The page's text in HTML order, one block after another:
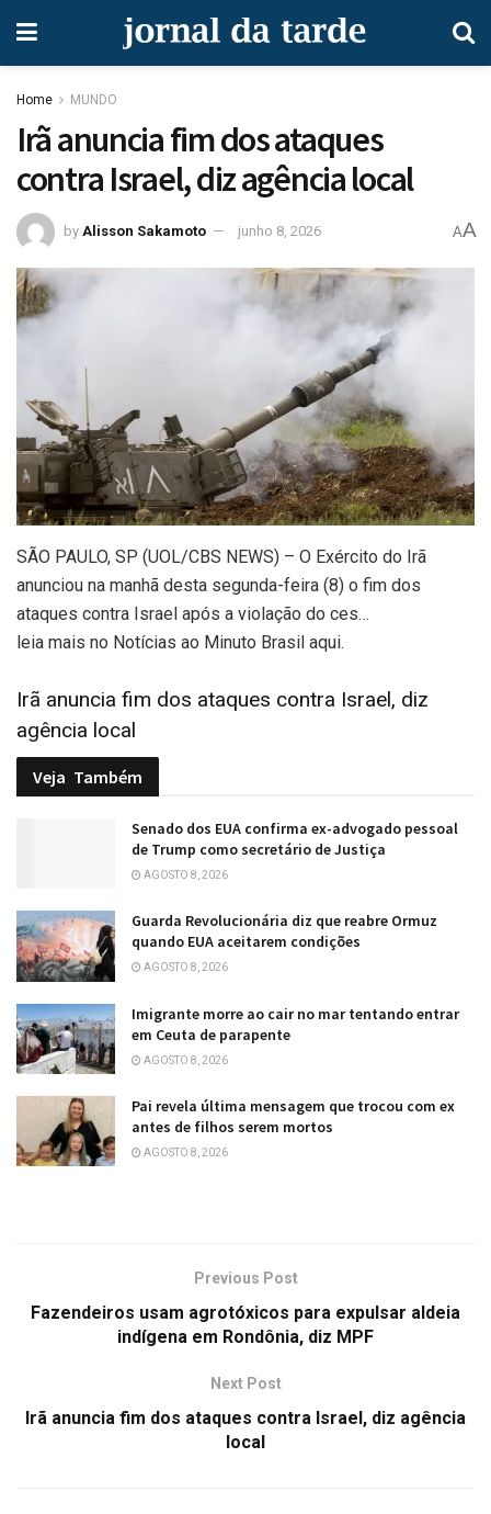
Home MUNDO
Irã anuncia fim dos ataques
contra Israel, diz agência local
by Alisson Sakamoto junho 8, 2026 AA
SÃO PAULO, SP (UOL/CBS NEWS) – O Exército do Irã
anunciou na manhã desta segunda-feira (8) o fim dos
ataques contra Israel após a violação do ces…
leia mais no Notícias ao Minuto Brasil aqui.
Irã anuncia fim dos ataques contra Israel, diz
agência local
Veja Também
Senado dos EUA confirma ex-advogado pessoal
de Trump como secretário de Justiça
AGOSTO 8, 2026
Guarda Revolucionária diz que reabre Ormuz
quando EUA aceitarem condições
AGOSTO 8, 2026
Imigrante morre ao cair no mar tentando entrar
em Ceuta de parapente
AGOSTO 8, 2026
Pai revela última mensagem que trocou com ex
antes de filhos serem mortos
AGOSTO 8, 2026
Previous Post
Fazendeiros usam agrotóxicos para expulsar aldeia
indígena em Rondônia, diz MPF
Next Post
Irã anuncia fim dos ataques contra Israel, diz agência
local